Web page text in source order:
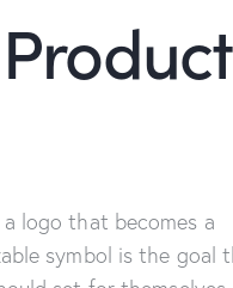
logo that becomes a
symbol is the goal